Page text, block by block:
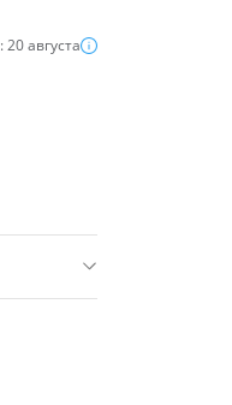
августа